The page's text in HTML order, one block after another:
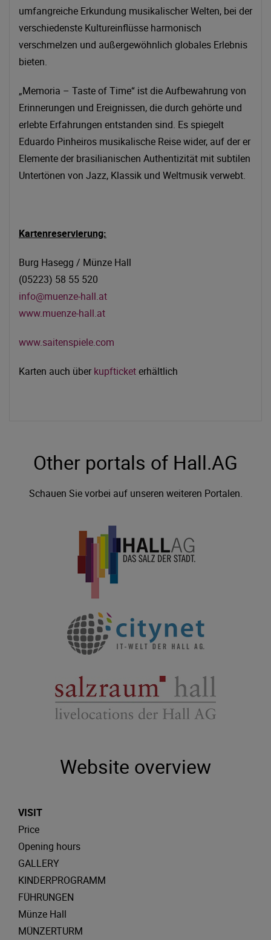
umfangreiche Erkundung musikalischer Welten, bei der
verschiedenste Kultureinflüsse harmonisch
verschmelzen und außergewöhnlich globales Erlebnis
bieten.
„Memoria – Taste of Time“ ist die Aufbewahrung von
Erinnerungen und Ereignissen, die durch gehörte und
erlebte Erfahrungen entstanden sind. Es spiegelt
Eduardo Pinheiros musikalische Reise wider, auf der er
Elemente der brasilianischen Authentizität mit subtilen
Untertönen von Jazz, Klassik und Weltmusik verwebt.
Kartenreservierung:
Burg Hasegg / Münze Hall
(05223) 58 55 520
info@muenze-hall.at
www.muenze-hall.at
www.saitenspiele.com
Karten auch überkupfticketerhältlich
Other portals of Hall.AG
Schauen Sie vorbei auf unseren weiteren Portalen.
Website overview
VISIT
Price
Opening hours
GALLERY
KINDERPROGRAMM
FÜHRUNGEN
Münze Hall
MÜNZERTURM